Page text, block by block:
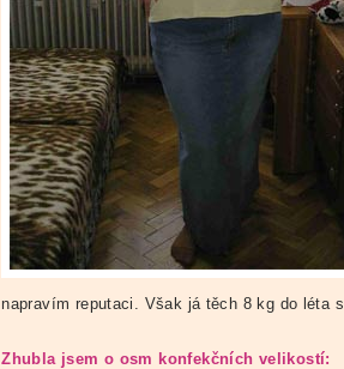
napravím reputaci. Však já těch 8 kg do léta
Zhubla jsem o osm konfekčních velikostí: